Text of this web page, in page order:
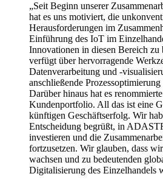
„Seit Beginn unserer
hat es uns motiviert, die
Herausforderungen im
Einführung des IoT im
Innovationen in diesen Bereich
verfügt über hervorragende
Datenverarbeitung und -
anschließende
Darüber hinaus hat es
Kundenportfolio. All das ist eine
künftigen Geschäftserfolg. Wir
Entscheidung begrüßt, in
investieren und die
fortzusetzen. Wir glauben, dass
wachsen und zu bedeutenden
Digitalisierung des Einzelhandels